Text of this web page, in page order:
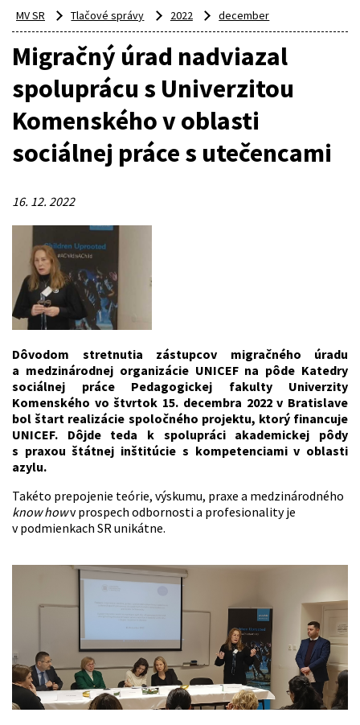
MV SR Tlačové správy 2022 december
Migračný úrad nadviazal
spoluprácu s Univerzitou
Komenského v oblasti
sociálnej práce s utečencami
16. 12. 2022
Dôvodom stretnutia zástupcov migračného úradu
a medzinárodnej organizácie UNICEF na pôde Katedry
sociálnej práce Pedagogickej fakulty Univerzity
Komenského vo štvrtok 15. decembra 2022 v Bratislave
bol štart realizácie spoločného projektu, ktorý financuje
UNICEF. Dôjde teda k spolupráci akademickej pôdy
s praxou štátnej inštitúcie s kompetenciami v oblasti
azylu.
Takéto prepojenie teórie, výskumu, praxe a medzinárodného
know howv prospech odbornosti a profesionality je
v podmienkach SR unikátne.